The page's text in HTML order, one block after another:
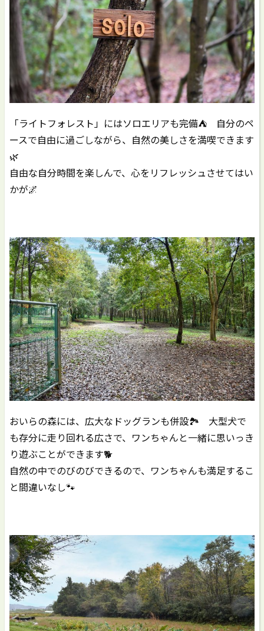
「ライトフォレスト」にはソロエリアも完備⛺️ 自分のペ
ースで自由に過ごしながら、自然の美しさを満喫できます
🌿
自由な自分時間を楽しんで、心をリフレッシュさせてはい
かが🌌
おいらの森には、広大なドッグランも併設🏞️ 大型犬で
も存分に走り回れる広さで、ワンちゃんと一緒に思いっき
り遊ぶことができます🐕
自然の中でのびのびできるので、ワンちゃんも満足するこ
と間違いなし🐾